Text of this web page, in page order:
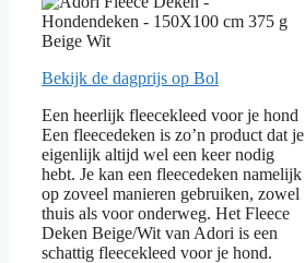
Bekijk de dagprijs op Bol
Een heerlijk fleecekleed voor je hond
Een fleecedeken is zo’n product dat je
eigenlijk altijd wel een keer nodig
hebt. Je kan een fleecedeken namelijk
op zoveel manieren gebruiken, zowel
thuis als voor onderweg. Het Fleece
Deken Beige/Wit van Adori is een
schattig fleecekleed voor je hond.